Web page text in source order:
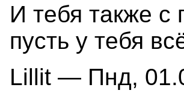
И тебя также
пусть у тебя
Lillit — Пнд,